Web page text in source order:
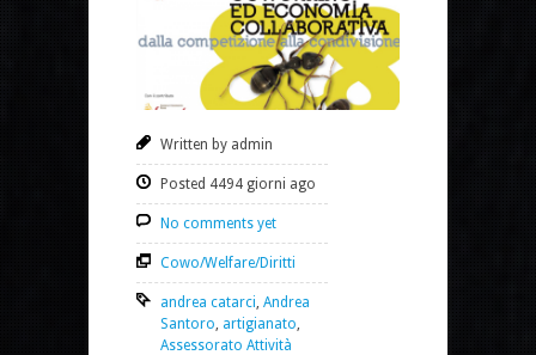
Written by admin
Posted 4494 giorni ago
No comments yet
Cowo/Welfare/Diritti
andrea catarci Andrea
Santoro artigianato
Assessorato Attività